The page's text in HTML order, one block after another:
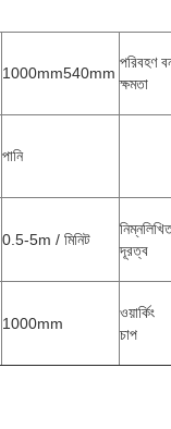
1000mm540mm
পরিবহণ
ক্ষমতা
পানি
0.5-5m / মিনিট
দূরত্ব
1000mm
ওয়ার্কিং
চাপ